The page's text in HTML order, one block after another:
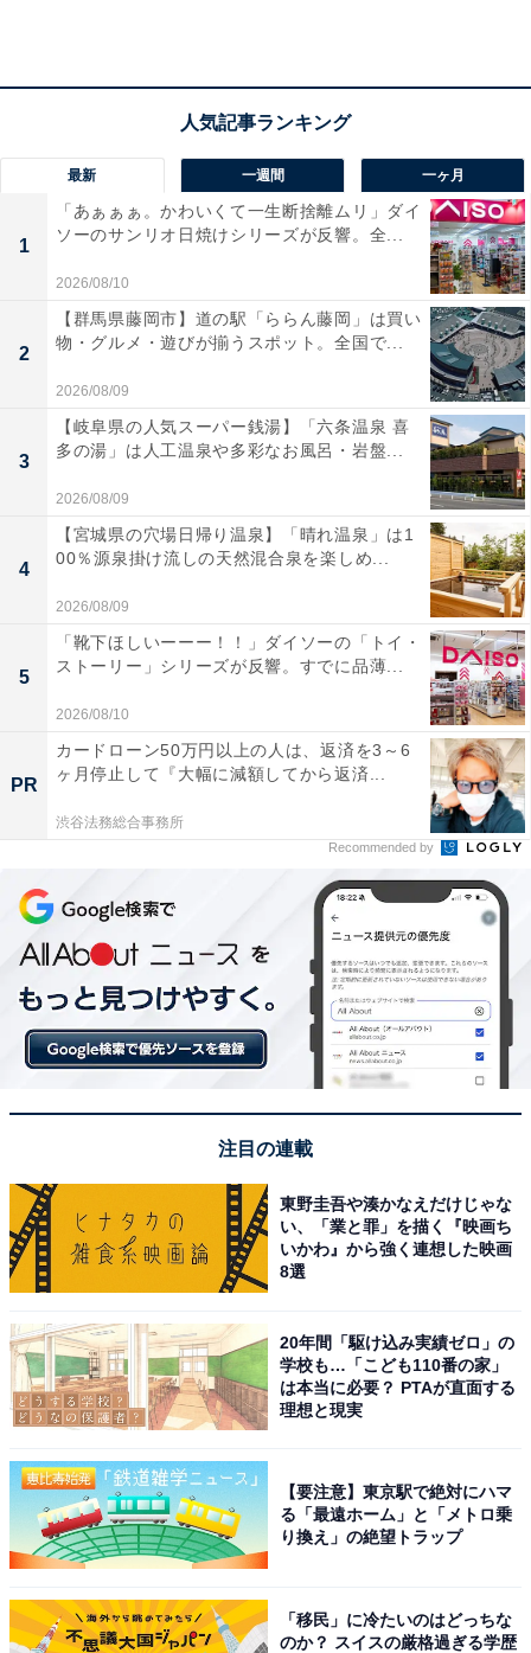
体感温度を上げるには？
身につけるものを調節することでも体感温度を上げるこ
とは可能だ。
「カーディガン1枚で2.2度、ひざかけで2.5度、ソックス
で0.6度も体感温度が変わるというデータもあります。と
てもお手軽なので試してみましょう。その他、手、首、
腰回りを温めるとあたたかく感じます。身体が冷え切っ
たときには、首にスカーフを巻く、手袋をはめるだけで
も体感温度が変わってきますよ。室内でもぜひ試してみ
さらに、室内の湿度を上げておくと同じ温度でもあたた
かく感じられる。室内の湿度を上げるには以下のような
対策がある。
室内に濡れたタオルをかけておく
この対策は、節電だけでなく、美容やインフルエンザの
対策にもなると氏家氏は説明している。
冷蔵庫の詰め込みすぎはムダのもと
冷蔵庫の設定温度を「強」から「中」に変えると、年間
で約1360円の節約になる。また、詰め込みすぎの冷蔵庫
は、「ムダのもと」になるといい、モノを半分に減らす
と、電気代を年間960円節約できる。
最新 一週間 一ヶ月
1
「あぁぁぁ。かわいくて一生断捨離ムリ」ダイ
ソーのサンリオ日焼けシリーズが反響。全...
2026/08/10
2
【群馬県藤岡市】道の駅「ららん藤岡」は買い
物・グルメ・遊びが揃うスポット。全国で...
2026/08/09
3
【岐阜県の人気スーパー銭湯】「六条温泉 喜
多の湯」は人工温泉や多彩なお風呂・岩盤...
2026/08/09
4
【宮城県の穴場日帰り温泉】「晴れ温泉」は1
00％源泉掛け流しの天然混合泉を楽しめ...
2026/08/09
5
「靴下ほしいーーー！！」ダイソーの「トイ・
ストーリー」シリーズが反響。すでに品薄...
2026/08/10
PR
カードローン50万円以上の人は、返済を3～6
ヶ月停止して『大幅に減額してから返済...
渋谷法務総合事務所
Recommended by
注目の連載
東野圭吾や湊かなえだけじゃな
い、「業と罪」を描く『映画ち
いかわ』から強く連想した映画
8選
20年間「駆け込み実績ゼロ」の
学校も…「こども110番の家」
は本当に必要？ PTAが直面する
理想と現実
【要注意】東京駅で絶対にハマ
る「最遠ホーム」と「メトロ乗
り換え」の絶望トラップ
「移民」に冷たいのはどっちな
のか？ スイスの厳格過ぎる学歴